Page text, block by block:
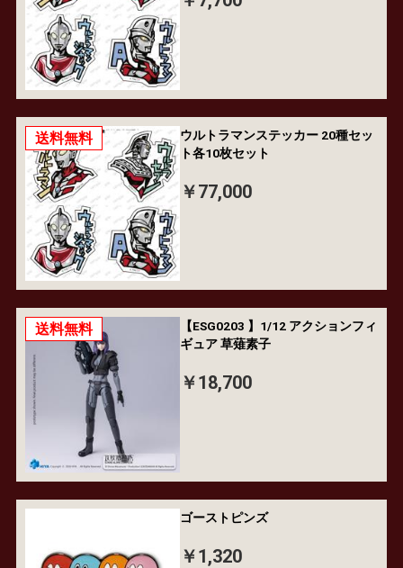
送料無料
ウルトラマンステッカー 20種セッ
ト各10枚セット
￥77,000
送料無料
【ESG0203 】1/12 アクションフィ
ギュア 草薙素子
￥18,700
ゴーストピンズ
￥1,320